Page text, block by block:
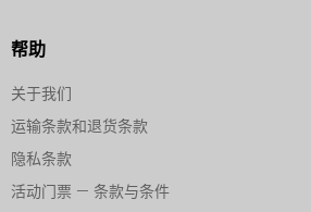
帮助
关于我们
运输条款和退货条款
隐私条款
活动门票 — 条款与条件